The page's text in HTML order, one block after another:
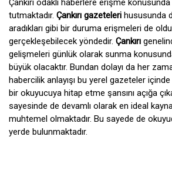
Çankırı odaklı haberlere erişme
tutmaktadır. Çankırı gazeteleri hususunda
aradıkları gibi bir duruma erişmeleri de
gerçekleşebilecek yöndedir. Çankırı
gelişmeleri günlük olarak sunma
büyük olacaktır. Bundan dolayı da her
habercilik anlayışı bu yerel gazeteler
bir okuyucuya hitap etme şansını açığa
sayesinde de devamlı olarak en ideal
muhtemel olmaktadır. Bu sayede de
yerde bulunmaktadır.